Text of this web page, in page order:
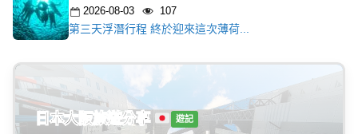
2026-08-03 107
第三天浮潛行程 終於迎來這次薄荷...
日本大阪旅遊分享 遊記